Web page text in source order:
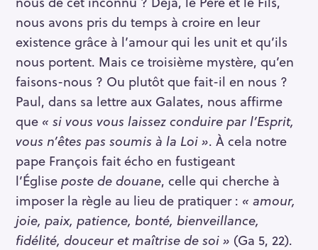
nous avons pris du temps à croire en leur
existence grâce à l’amour qui les unit et qu’ils
nous portent. Mais ce troisième mystère, qu’en
faisons-nous ? Ou plutôt que fait-il en nous ?
Paul, dans sa lettre aux Galates, nous affirme
que « si vous vous laissez conduire par l’Esprit,
vous n’êtes pas soumis à la Loi ». À cela notre
pape François fait écho en fustigeant
l’Égliseposte de douane, celle qui cherche à
imposer la règle au lieu de pratiquer : « amour,
joie, paix, patience, bonté, bienveillance,
fidélité, douceur et maîtrise de soi » (Ga 5, 22).